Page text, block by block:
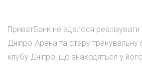
ПриватБанк не вдалося реалізувати
Дніпро-Арена та стару
клубу Дніпро, що знаходяться у його